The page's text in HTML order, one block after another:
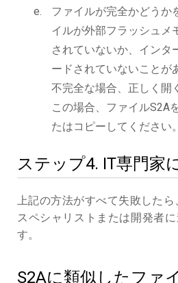
ファイルが完全かどうか
イルが外部フラッシュメ
されていないか、インタ
ードされていないことが
不完全な場合、正しく開
この場合、ファイルS2A
たはコピーしてください。
ステップ4. IT専門家
上記の方法がすべて失敗したら
スペシャリストまたは開発者
す。
S2Aに類似したファ